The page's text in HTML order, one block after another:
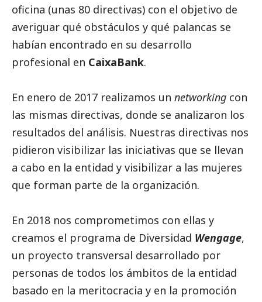
oficina (unas 80 directivas) con el objetivo de
averiguar qué obstáculos y qué palancas se
habían encontrado en su desarrollo
profesional en CaixaBank.
En enero de 2017 realizamos un networking con
las mismas directivas, donde se analizaron los
resultados del análisis. Nuestras directivas nos
pidieron visibilizar las iniciativas que se llevan
a cabo en la entidad y visibilizar a las mujeres
que forman parte de la organización.
En 2018 nos comprometimos con ellas y
creamos el programa de Diversidad Wengage,
un proyecto transversal desarrollado por
personas de todos los ámbitos de la entidad
basado en la meritocracia y en la promoción